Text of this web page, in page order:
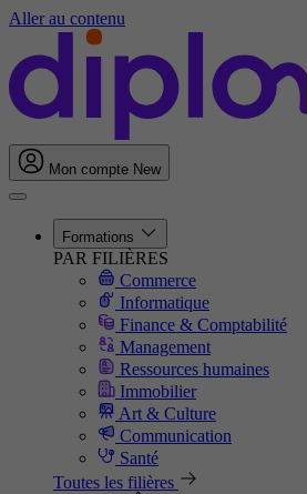
Aller au contenu
Mon compte New
Formations
PAR FILIÈRES
Commerce
Informatique
Finance & Comptabilité
Management
Ressources humaines
Immobilier
Art & Culture
Communication
Santé
Toutes les filières